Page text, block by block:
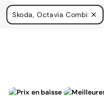
Nous avons de
à
Skoda, Octavia Combi